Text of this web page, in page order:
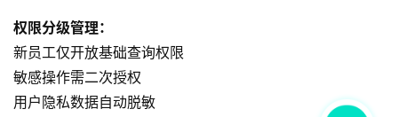
权限分级管理：
新员工仅开放基础查询权限
敏感操作需二次授权
用户隐私数据自动脱敏